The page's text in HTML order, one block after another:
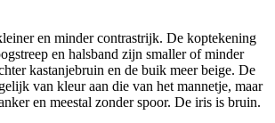
en minder contrastrijk. De koptekening
en halsband zijn smaller of minder
kastanjebruin en de buik meer beige. De
van kleur aan die van het mannetje, maar
en meestal zonder spoor. De iris is bruin.